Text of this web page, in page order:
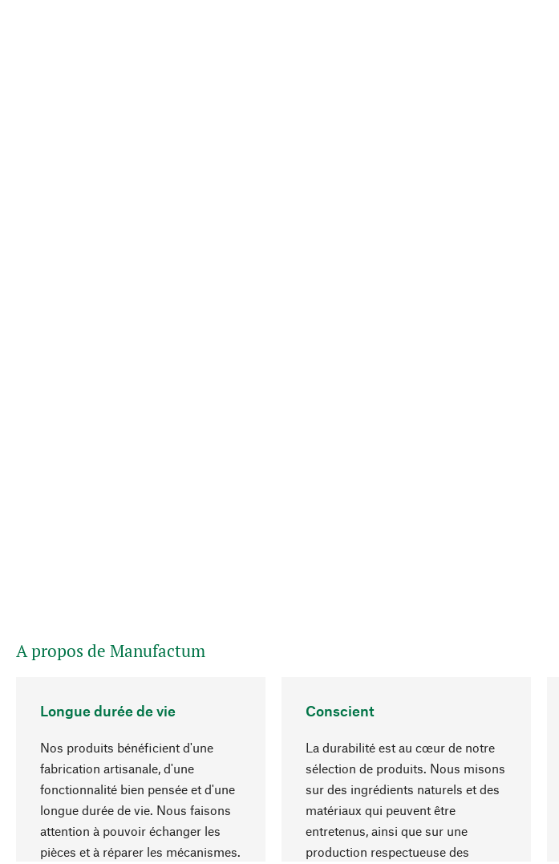
A propos de Manufactum
Longue durée de vie
Nos produits bénéficient d'une
fabrication artisanale, d'une
fonctionnalité bien pensée et d'une
longue durée de vie. Nous faisons
attention à pouvoir échanger les
pièces et à réparer les mécanismes.
Conscient
La durabilité est au cœur de notre
sélection de produits. Nous misons
sur des ingrédients naturels et des
matériaux qui peuvent être
entretenus, ainsi que sur une
production respectueuse des